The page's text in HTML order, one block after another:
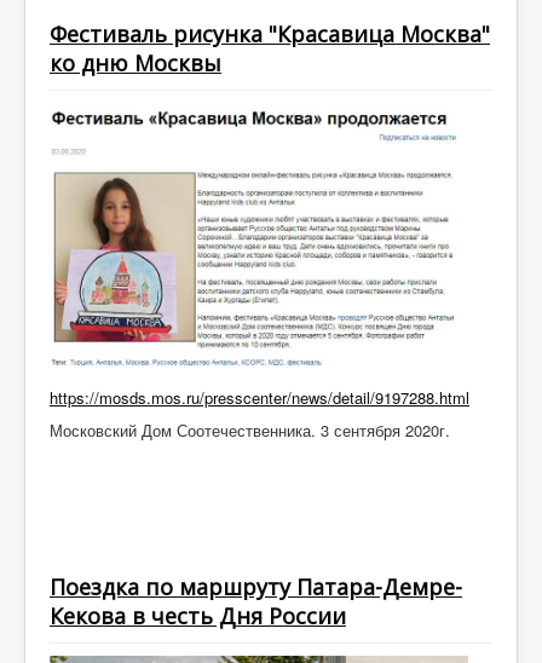
Фестиваль рисунка "Красавица Москва"
ко дню Москвы
https://mosds.mos.ru/presscenter/news/detail/9197288.html
Московский Дом Соотечественника. 3 сентября 2020г.
Поездка по маршруту Патара-Демре-
Кекова в честь Дня России